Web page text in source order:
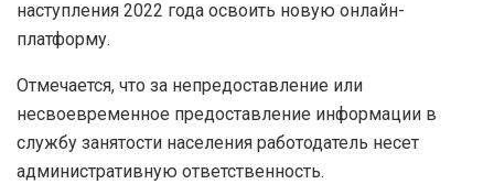
наступления 2022 года освоить новую онлайн-
платформу.
Отмечается, что за непредоставление или
несвоевременное предоставление информации в
службу занятости населения работодатель несет
административную ответственность.